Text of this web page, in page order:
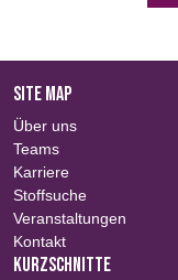
SITE MAP
Über uns
Teams
Karriere
Stoffsuche
Veranstaltungen
Kontakt
KURZSCHNITTE